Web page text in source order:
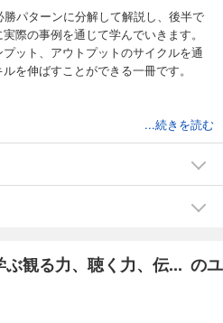
パターンに分解して解説し、後半で
際の事例を通じて学んでいきます。
ット、アウトプットのサイクルを通
を伸ばすことができる一冊です。
...続きを読む
観る力、聴く力、伝... のユ